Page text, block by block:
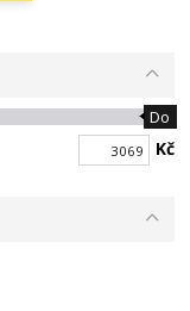
Do
Kč